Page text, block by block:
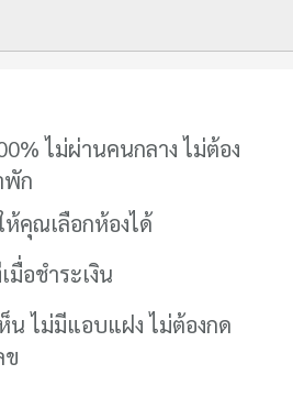
ไม่ผ่านคนกลาง ไม่ต้อง
พัก
คุณเลือกห้องได้
อชำระเงิน
น ไม่มีแอบแฝง ไม่ต้องกด
ข